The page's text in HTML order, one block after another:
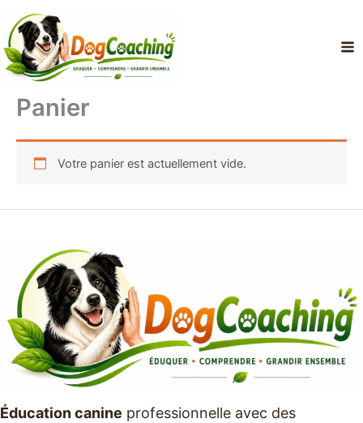
au
contenu
Panier
Votre panier est actuellement vide.
Éducation canine professionnelle avec des